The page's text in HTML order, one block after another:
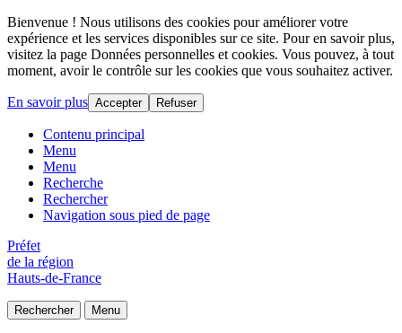
Bienvenue ! Nous utilisons des cookies pour améliorer votre
expérience et les services disponibles sur ce site. Pour en savoir plus,
visitez la page Données personnelles et cookies. Vous pouvez, à tout
moment, avoir le contrôle sur les cookies que vous souhaitez activer.
En savoir plus Accepter Refuser
Contenu principal
Menu
Menu
Recherche
Rechercher
Navigation sous pied de page
Préfet
de la région
Hauts-de-France
Rechercher Menu